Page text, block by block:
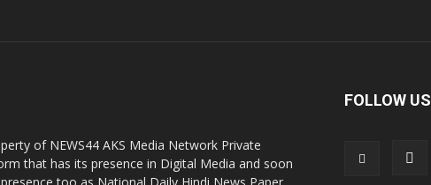
of NEWS44 AKS Media Network Private
that has its presence in Digital Media and soon
FOLLOW US